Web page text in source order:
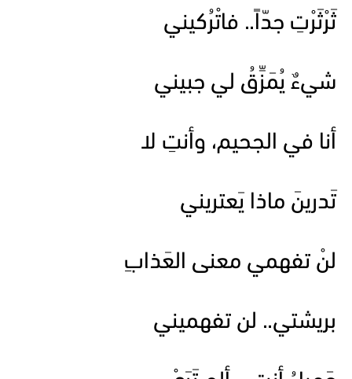
ثَرْثَرْتِ جدّاً.. فاتْرُكيني
شيءٌ يُمَزِّقُ لي جبيني
أنا في الجحيم، وأنتِ لا
تَدرينَ ماذا يَعتريني
لنْ تفهمي معنى العَذابِ
بريشتي.. لن تفهميني